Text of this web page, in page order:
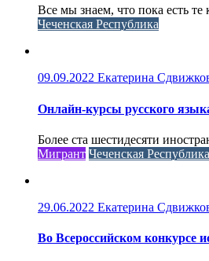
Все мы знаем, что пока есть те
Чеченская Республика
09.09.2022 Екатерина
Онлайн-курсы русского
Более ста шестидесяти
Мигрант Чеченская Республика
29.06.2022 Екатерина
Во Всероссийском конкурсе